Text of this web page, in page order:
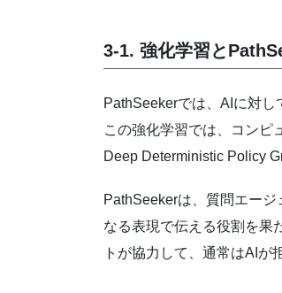
3-1. 強化学習と
PathSeekerでは、AIに対
この強化学習では、コンピ
Deep Deterministic Policy
PathSeekerは、質問エー
なる表現で伝える役割を果
トが協力して、通常はAIが